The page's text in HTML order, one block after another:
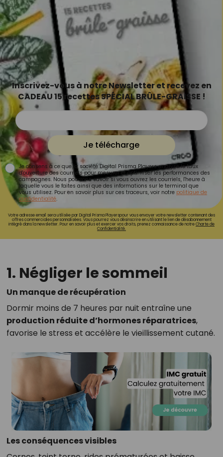
Inscrivez-vous à notre Newsletter et recevez en
CADEAU 15 recettes SPÉCIAL BRÛLE-GRAISSE !
Je télécharge
Je consens à ce que la société Digital Prisma Players analyse le taux
d'ouverture des courriels pour mesurer et optimiser les performances des
campagnes. Nous pourrons savoir si vous ouvrez les courriels, l'heure à
laquelle vous le faites ainsi que des informations sur le terminal que
vous utilisez. Pour en savoir plus sur ces traceurs, voir notre politique de
confidentialité.
Votre adresse email sera utilisée par Digital Prisma Playerspour vous envoyer votre newsletter contenant des
offres commerciales personnalisées. Vous pourrez vous désinscrire en utilisant le lien de désabonnement
intégré dans la newsletter. Pour en savoir plus et exercer vos droits, prenez connaissance de notreCharte de
Confidentialité.
1. Négliger le sommeil
Un manque de récupération
Dormir moins de 7 heures par nuit entraîne une
production réduite d’hormones réparatrices,
favorise le stress et accélère le vieillissement cutané.
Les conséquences visibles